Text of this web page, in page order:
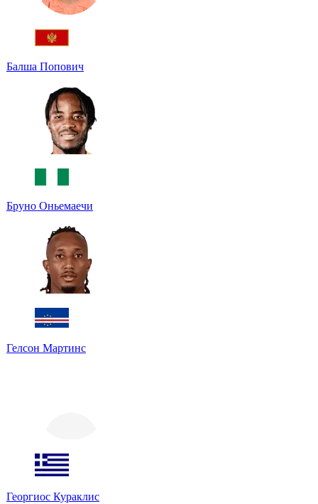
Балша Попович
Бруно Оньемаечи
Гелсон Мартинс
Георгиос Кураклис